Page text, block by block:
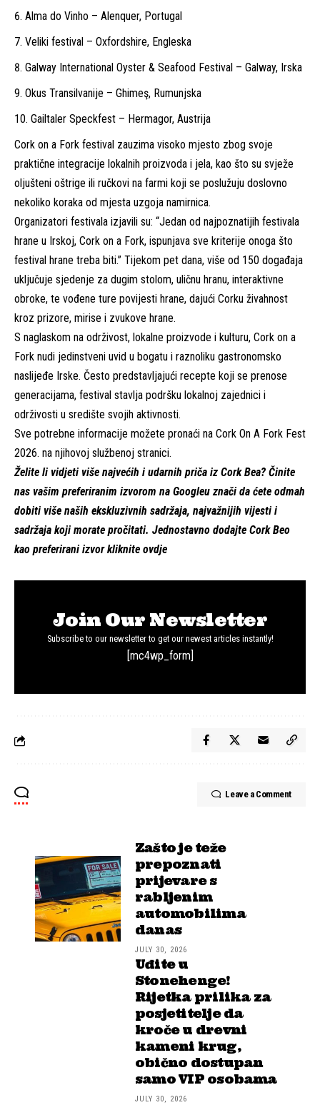
Alma do Vinho – Alenquer, Portugal
Veliki festival – Oxfordshire, Engleska
Galway International Oyster & Seafood Festival – Galway, Irska
Okus Transilvanije – Ghimeş, Rumunjska
Gailtaler Speckfest – Hermagor, Austrija
Cork on a Fork festival zauzima visoko mjesto zbog svoje
praktične integracije lokalnih proizvoda i jela, kao što su svježe
oljušteni oštrige ili ručkovi na farmi koji se poslužuju doslovno
nekoliko koraka od mjesta uzgoja namirnica.
Organizatori festivala izjavili su: “Jedan od najpoznatijih festivala
hrane u Irskoj, Cork on a Fork, ispunjava sve kriterije onoga što
festival hrane treba biti.” Tijekom pet dana, više od 150 događaja
uključuje sjedenje za dugim stolom, uličnu hranu, interaktivne
obroke, te vođene ture povijesti hrane, dajući Corku živahnost
kroz prizore, mirise i zvukove hrane.
S naglaskom na održivost, lokalne proizvode i kulturu, Cork on a
Fork nudi jedinstveni uvid u bogatu i raznoliku gastronomsko
naslijeđe Irske. Često predstavljajući recepte koji se prenose
generacijama, festival stavlja podršku lokalnoj zajednici i
održivosti u središte svojih aktivnosti.
Sve potrebne informacije možete pronaći na Cork On A Fork Fest
2026. na njihovoj službenoj stranici.
Želite li vidjeti više najvećih i udarnih priča iz Cork Bea? Činite
nas vašim preferiranim izvorom na Googleu znači da ćete odmah
dobiti više naših ekskluzivnih sadržaja, najvažnijih vijesti i
sadržaja koji morate pročitati. Jednostavno dodajte Cork Beo
kao preferirani izvor kliknite ovdje
Join Our Newsletter
Subscribe to our newsletter to get our newest articles instantly!
[mc4wp_form]
Leave a Comment
Zašto je teže
prepoznati
prijevare s
rabljenim
automobilima
danas
JULY 30, 2026
Uđite u
Stonehenge!
Rijetka prilika za
posjetitelje da
kroče u drevni
kameni krug,
obično dostupan
samo VIP osobama
JULY 30, 2026